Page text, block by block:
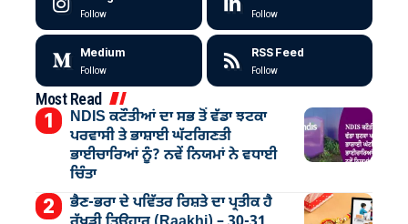
Follow Follow
Medium
Follow
RSS Feed
Follow
Most Read
NDIS ਕਟੌਤੀਆਂ ਦਾ ਸਭ ਤੋਂ ਵੱਡਾ ਝਟਕਾ
ਪਰਵਾਸੀ ਤੇ ਭਾਸ਼ਾਈ ਘੱਟਗਿਣਤੀ
ਭਾਈਚਾਰਿਆਂ ਨੂੰ? ਨਵੇਂ ਨਿਯਮਾਂ ਨੇ ਵਧਾਈ
ਚਿੰਤਾ
ਭੈਣ-ਭਰਾ ਦੇ ਪਵਿੱਤਰ ਰਿਸ਼ਤੇ ਦਾ ਪ੍ਰਤੀਕ ਹੈ